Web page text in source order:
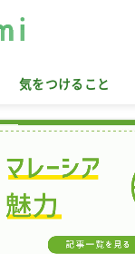
気をつけること